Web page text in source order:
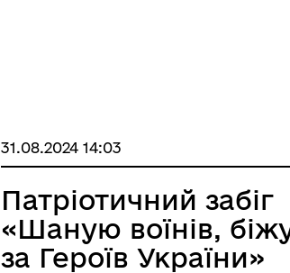
31.08.2024 14:03
Патріотичний забіг
«Шаную воїнів,
за Героїв України»